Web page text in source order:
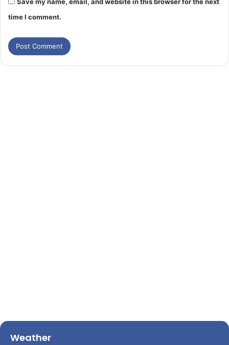
Save my name, email, and website in this browser for the next
time I comment.
Weather